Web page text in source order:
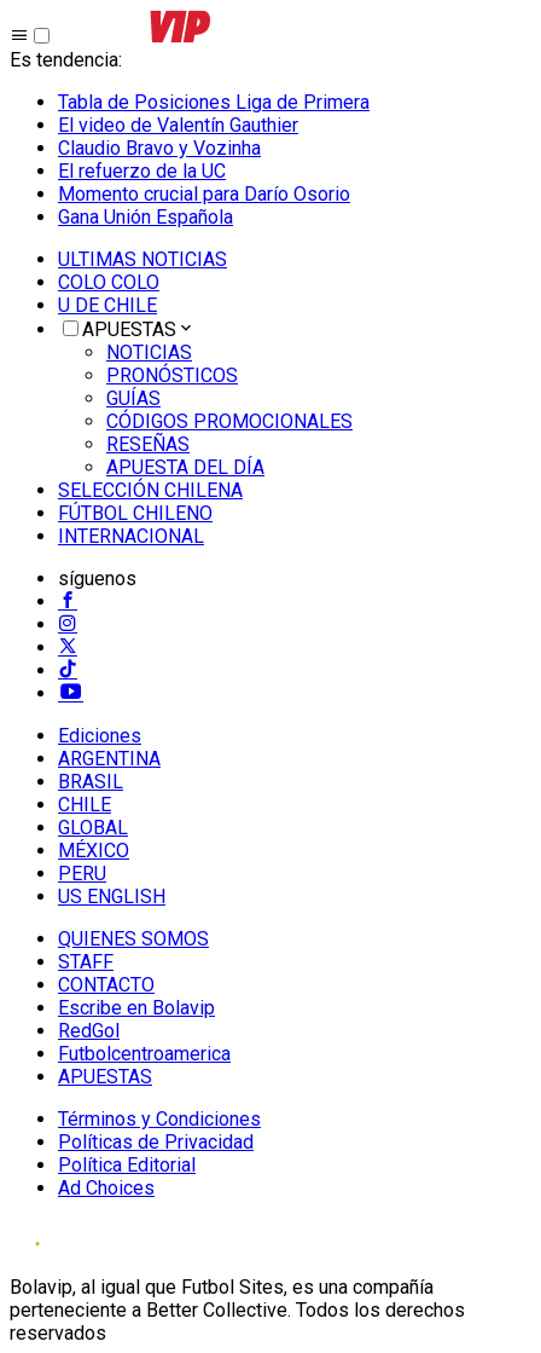
Es tendencia:
Tabla de Posiciones Liga de Primera
El video de Valentín Gauthier
Claudio Bravo y Vozinha
El refuerzo de la UC
Momento crucial para Darío Osorio
Gana Unión Española
ULTIMAS NOTICIAS
COLO COLO
U DE CHILE
APUESTAS
NOTICIAS
PRONÓSTICOS
GUÍAS
CÓDIGOS PROMOCIONALES
RESEÑAS
APUESTA DEL DÍA
SELECCIÓN CHILENA
FÚTBOL CHILENO
INTERNACIONAL
síguenos
Ediciones
ARGENTINA
BRASIL
CHILE
GLOBAL
MÉXICO
PERU
US ENGLISH
QUIENES SOMOS
STAFF
CONTACTO
Escribe en Bolavip
RedGol
Futbolcentroamerica
APUESTAS
Términos y Condiciones
Políticas de Privacidad
Política Editorial
Ad Choices
Bolavip, al igual que Futbol Sites, es una compañía
perteneciente a Better Collective. Todos los derechos
reservados